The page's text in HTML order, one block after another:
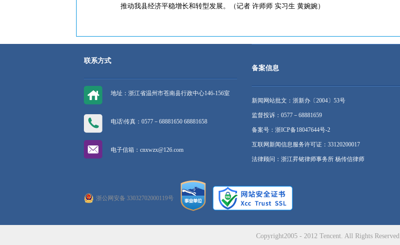
推动我县经济平稳增长和转型发展。（记者 许师师 实习生 黄婉婉）
联系方式
地址：浙江省温州市苍南县行政中心146-156室
电话\传真：0577－68881650 68881658
电子信箱：cnxwzx@126.com
备案信息
新闻网站批文：浙新办〔2004〕53号
监督投诉：0577－68881659
备案号：浙ICP备18047644号-2
互联网新闻信息服务许可证：33120200017
法律顾问：浙江昇铭律师事务所 杨传信律师
浙公网安备 33032702000119号
Copyright2005 - 2012 Tencent. All Rights Reserved